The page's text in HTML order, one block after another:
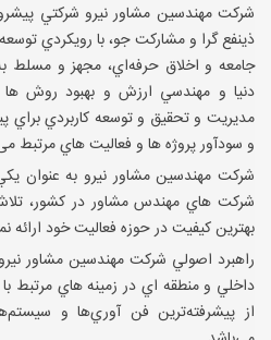
شرکت مهندسين مشاور نيرو شرکتي
ذينفع گرا و مشارکت جو، با رويکردي
جامعه و اخلاق حرفه‌اي، مجهز و مسلط
دنيا و مهندسي ارزش و بهبود روش
مديريت و تحقيق و توسعه کاربردي براي
و سودآور پروژه ها و فعاليت هاي مرتبط
شرکت مهندسين مشاور نيرو به عنوان
شرکت هاي مهندس مشاور در کشور، تلاش
بهترين کيفيت در حوزه فعاليت خود ارائه
راهبرد اصولي شرکت مهندسين مشاور
داخلي و منطقه اي در زمينه هاي مرتبط
از پيشرفته‌ترين فن آوري‌ها و
مبادله قرارداد خدمات
نیروگاه های خورشیدی
جشن سی و پنجمین
مبادله قرارداد مدیریت